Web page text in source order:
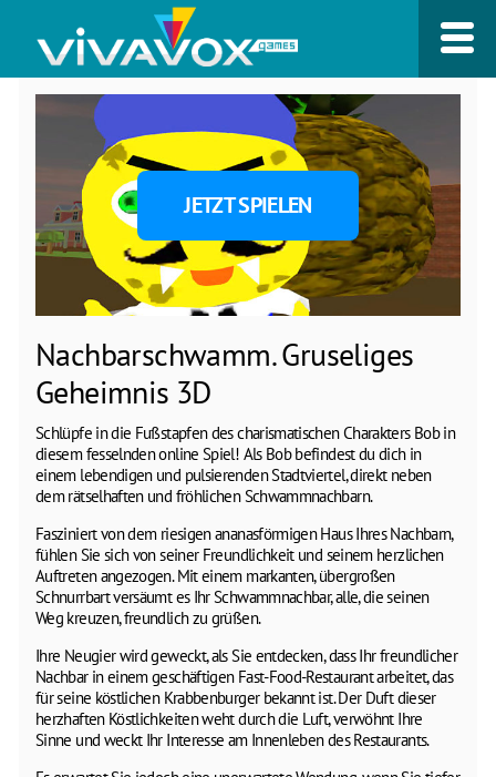
JETZT SPIELEN
Nachbarschwamm. Gruseliges
Geheimnis 3D
Schlüpfe in die Fußstapfen des charismatischen Charakters Bob in
diesem fesselnden online Spiel! Als Bob befindest du dich in
einem lebendigen und pulsierenden Stadtviertel, direkt neben
dem rätselhaften und fröhlichen Schwammnachbarn.
Fasziniert von dem riesigen ananasförmigen Haus Ihres Nachbarn,
fühlen Sie sich von seiner Freundlichkeit und seinem herzlichen
Auftreten angezogen. Mit einem markanten, übergroßen
Schnurrbart versäumt es Ihr Schwammnachbar, alle, die seinen
Weg kreuzen, freundlich zu grüßen.
Ihre Neugier wird geweckt, als Sie entdecken, dass Ihr freundlicher
Nachbar in einem geschäftigen Fast-Food-Restaurant arbeitet, das
für seine köstlichen Krabbenburger bekannt ist. Der Duft dieser
herzhaften Köstlichkeiten weht durch die Luft, verwöhnt Ihre
Sinne und weckt Ihr Interesse am Innenleben des Restaurants.